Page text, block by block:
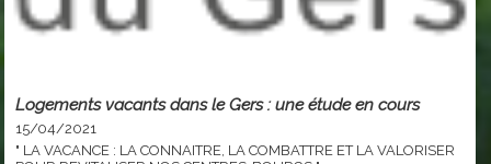
Logements vacants dans le Gers : une étude en cours
15/04/2021
" LA VACANCE : LA CONNAITRE, LA COMBATTRE ET LA VALORISER